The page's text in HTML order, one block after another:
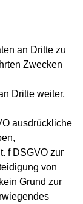
an Dritte zu
Zwecken
Dritte weiter,
ausdrückliche
f DSGVO zur
von
Grund zur